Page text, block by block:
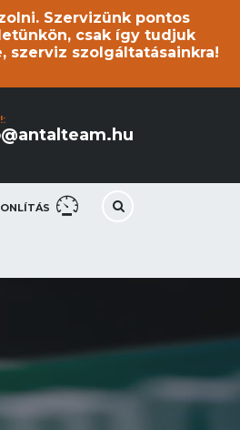
Szervizünk pontos
csak így tudjuk
szerviz szolgáltatásainkra!